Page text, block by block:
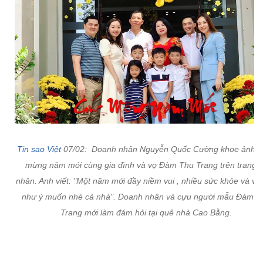
Tin sao Việt07/02: Doanh nhân Nguyễn Quốc Cường khoe ảnh
mừng năm mới cùng gia đình và vợ Đàm Thu Trang trên trang
nhân. Anh viết: "Một năm mới đầy niềm vui , nhiều sức khỏe và
như ý muốn nhé cả nhà". Doanh nhân và cựu người mẫu Đàm
Trang mới làm đám hỏi tại quê nhà Cao Bằng.